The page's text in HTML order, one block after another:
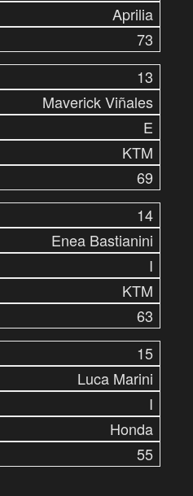
Aprilia
73
13
Maverick Viñales
E
KTM
69
14
Enea Bastianini
I
KTM
63
15
Luca Marini
I
Honda
55